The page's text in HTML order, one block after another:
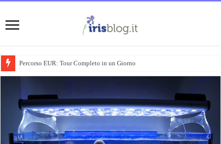
I migliori robot da cucina sul mercato: suggerimenti e informazioni